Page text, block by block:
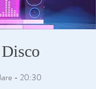
- 20:30